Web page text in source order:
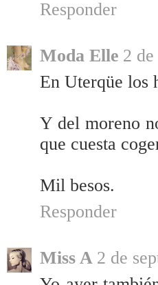
Responder
Moda Elle 2
En Uterqüe los
Y del moreno
que cuesta
Mil besos.
Responder
Miss A 2 de